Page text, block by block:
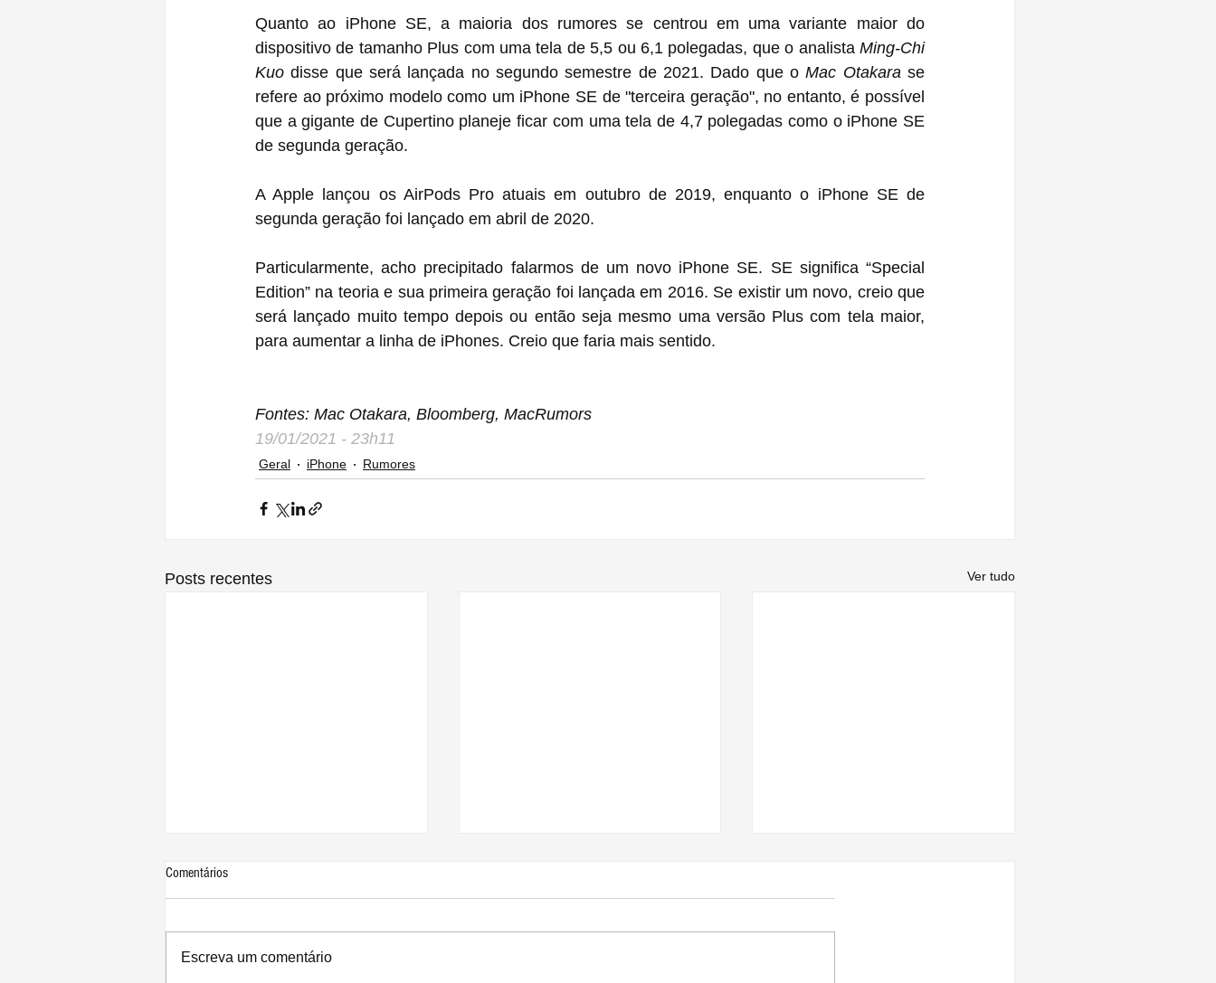
Quanto ao iPhone SE, a maioria dos rumores se centrou em uma variante maior do
dispositivo de tamanho Plus com uma tela de 5,5 ou 6,1 polegadas, que o analista Ming-Chi
Kuo disse que será lançada no segundo semestre de 2021. Dado que o Mac Otakara se
refere ao próximo modelo como um iPhone SE de "terceira geração", no entanto, é possível
que a gigante de Cupertino planeje ficar com uma tela de 4,7 polegadas como o iPhone SE
de segunda geração.
A Apple lançou os AirPods Pro atuais em outubro de 2019, enquanto o iPhone SE de
segunda geração foi lançado em abril de 2020.
Particularmente, acho precipitado falarmos de um novo iPhone SE. SE significa “Special
Edition” na teoria e sua primeira geração foi lançada em 2016. Se existir um novo, creio que
será lançado muito tempo depois ou então seja mesmo uma versão Plus com tela maior,
para aumentar a linha de iPhones. Creio que faria mais sentido.
Fontes: Mac Otakara, Bloomberg, MacRumors
19/01/2021 - 23h11
Geral iPhone Rumores
Posts recentes Ver tudo
Comentários
Escreva um comentário